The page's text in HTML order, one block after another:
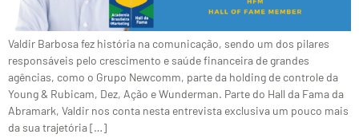
Valdir Barbosa fez história na comunicação, sendo um dos pilares
responsáveis pelo crescimento e saúde financeira de grandes
agências, como o Grupo Newcomm, parte da holding de controle da
Young & Rubicam, Dez, Ação e Wunderman. Parte do Hall da Fama da
Abramark, Valdir nos conta nesta entrevista exclusiva um pouco mais
da sua trajetória […]